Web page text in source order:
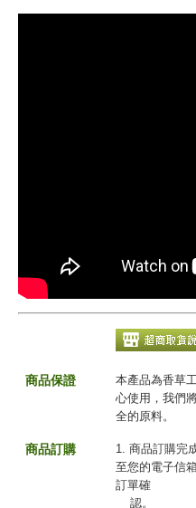
商品保證
本產品為香草
心使用，我們
全的原料。
商品訂購
1. 商品訂購完
至您的電子信
訂單確
認。